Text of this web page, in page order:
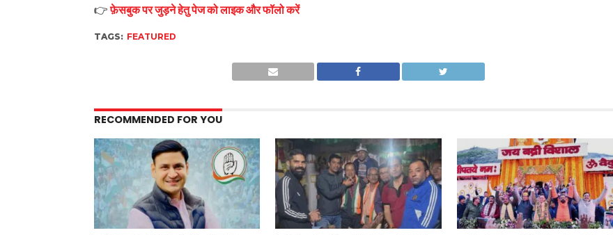
👉फ़ेसबुक पर जुड़ने हेतु पेज को लाइक और फॉलो करें
TAGS: FEATURED
RECOMMENDED FOR YOU